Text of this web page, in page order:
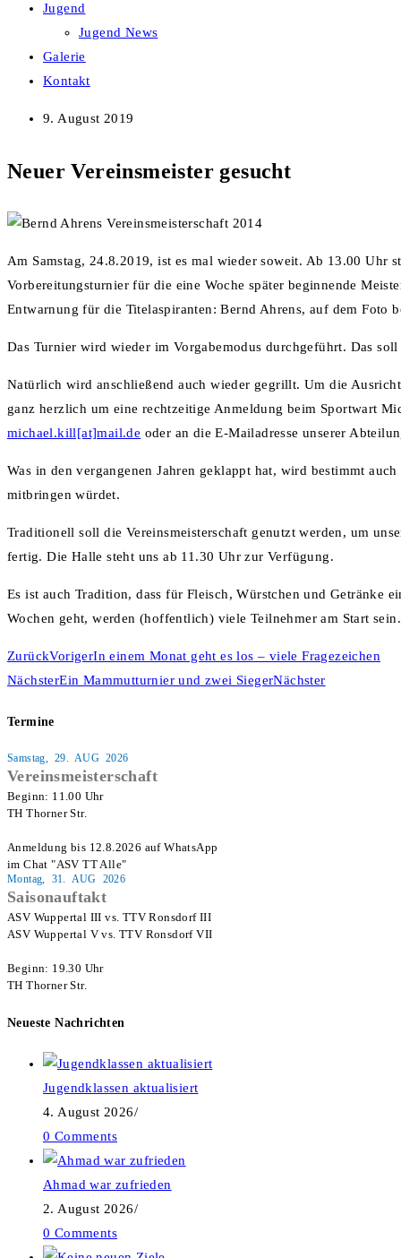
Jugend
Jugend News
Galerie
Kontakt
9. August 2019
Neuer Vereinsmeister gesucht
Am Samstag, 24.8.2019, ist es mal wieder soweit. Ab 13.00 Uhr
Vorbereitungsturnier für die eine Woche später beginnende
Entwarnung für die Titelaspiranten: Bernd Ahrens, auf dem Foto
Das Turnier wird wieder im Vorgabemodus durchgeführt. Das
Natürlich wird anschließend auch wieder gegrillt. Um die
ganz herzlich um eine rechtzeitige Anmeldung beim Sportwart
michael.kill[at]mail.de oder an die E-Mailadresse unserer
Was in den vergangenen Jahren geklappt hat, wird bestimmt
mitbringen würdet.
Traditionell soll die Vereinsmeisterschaft genutzt werden, um
fertig. Die Halle steht uns ab 11.30 Uhr zur Verfügung.
Es ist auch Tradition, dass für Fleisch, Würstchen und Getränke
Wochen geht, werden (hoffentlich) viele Teilnehmer am Start sein.
ZurückVorigerIn einem Monat geht es los – viele Fragezeichen
NächsterEin Mammutturnier und zwei SiegerNächster
Termine
Samstag, 29. AUG 2026
Vereinsmeisterschaft
Beginn: 11.00 Uhr
TH Thorner Str.
Anmeldung bis 12.8.2026 auf WhatsApp
im Chat "ASV TT Alle"
Montag, 31. AUG 2026
Saisonauftakt
ASV Wuppertal III vs. TTV Ronsdorf III
ASV Wuppertal V vs. TTV Ronsdorf VII
Beginn: 19.30 Uhr
TH Thorner Str.
Neueste Nachrichten
Jugendklassen aktualisiert
4. August 2026/
0 Comments
Ahmad war zufrieden
2. August 2026/
0 Comments